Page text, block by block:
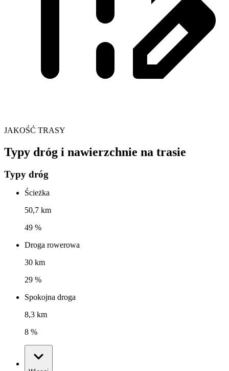
JAKOŚĆ TRASY
Typy dróg i nawierzchnie na trasie
Typy dróg
Ścieżka
50,7 km
49 %
Droga rowerowa
30 km
29 %
Spokojna droga
8,3 km
8 %